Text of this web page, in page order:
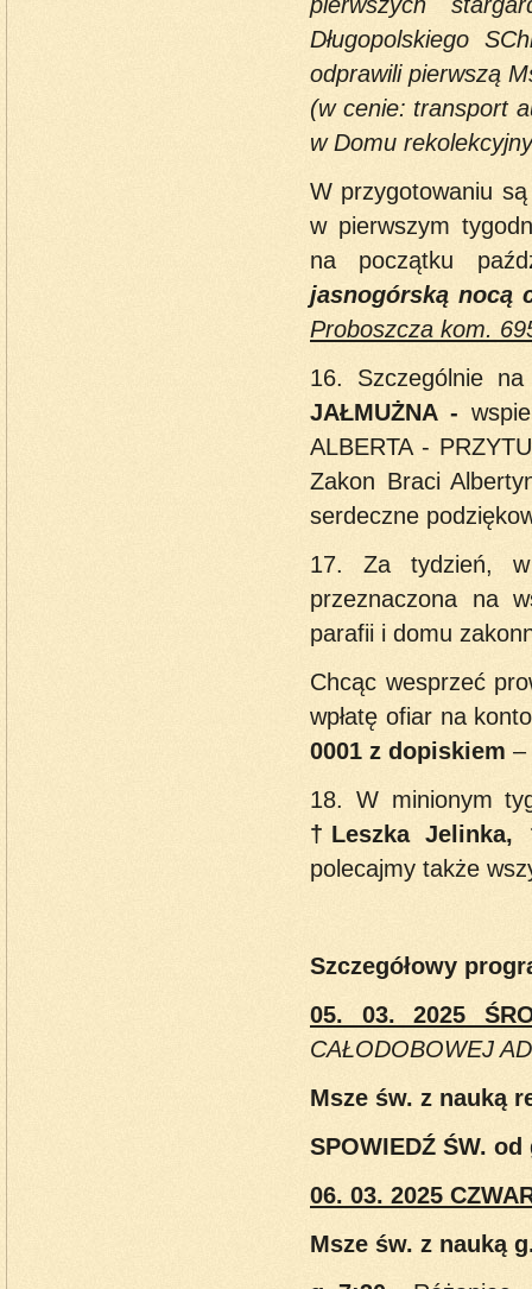
Długopolskiego
odprawili pierwszą
(w cenie: transport
w Domu
W przygotowaniu
w pierwszym
na początku
jasnogórską nocą
Proboszcza kom.
16. Szczególnie
JAŁMUŻNA -
ALBERTA -
Zakon Braci
serdeczne
17. Za tydzień, w
przeznaczona na
parafii i domu
Chcąc wesprzeć
wpłatę ofiar na
0001 z dopiskiem –
18. W minionym
†Leszka Jelinka,
polecajmy także
Szczegółowy
05. 03. 2025
CAŁODOBOWEJ
Msze św. z nauką
SPOWIEDŹ ŚW. od
06. 03. 2025
Msze św. z nauką